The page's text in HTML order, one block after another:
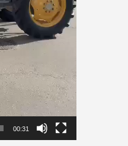
00:31